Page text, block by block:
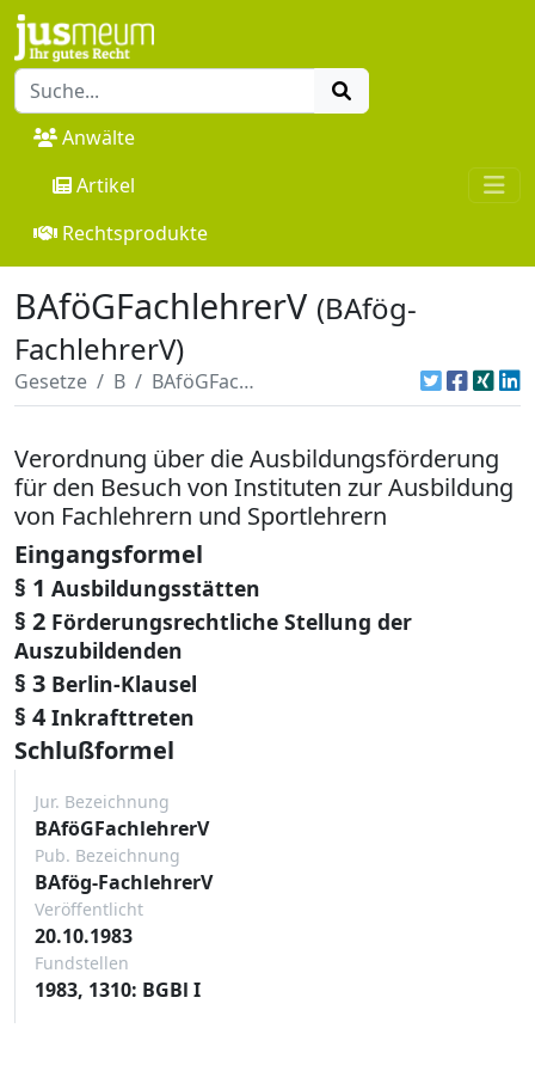
Anwälte
Artikel
Rechtsprodukte
BAföGFachlehrerV (BAfög-
FachlehrerV)
Gesetze B BAföGFachlehrerV
Verordnung über die Ausbildungsförderung
für den Besuch von Instituten zur Ausbildung
von Fachlehrern und Sportlehrern
Eingangsformel
§ 1 Ausbildungsstätten
§ 2 Förderungsrechtliche Stellung der
Auszubildenden
§ 3 Berlin-Klausel
§ 4 Inkrafttreten
Schlußformel
Jur. Bezeichnung
BAföGFachlehrerV
Pub. Bezeichnung
BAfög-FachlehrerV
Veröffentlicht
20.10.1983
Fundstellen
1983, 1310: BGBl I